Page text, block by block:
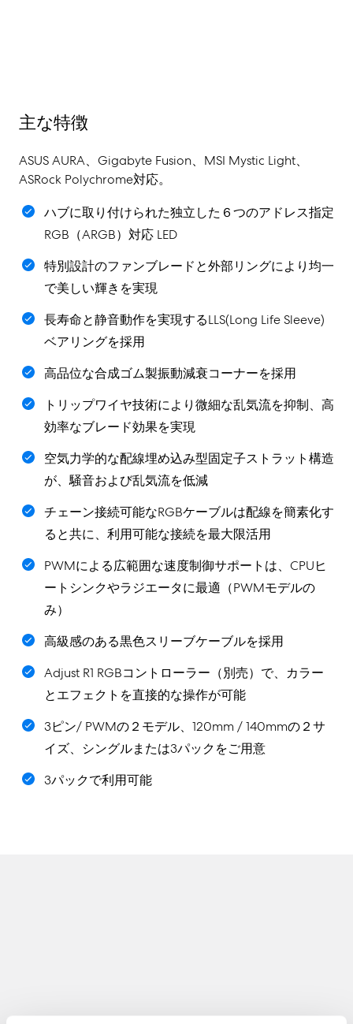
主な特徴
ASUS AURA、Gigabyte Fusion、MSI Mystic Light、
ASRock Polychrome対応。
ハブに取り付けられた独立した６つのアドレス指定
RGB（ARGB）対応 LED
特別設計のファンブレードと外部リングにより均一
で美しい輝きを実現
長寿命と静音動作を実現するLLS(Long Life Sleeve)
ベアリングを採用
高品位な合成ゴム製振動減衰コーナーを採用
トリップワイヤ技術により微細な乱気流を抑制、高
効率なブレード効果を実現
空気力学的な配線埋め込み型固定子ストラット構造
が、騒音および乱気流を低減
チェーン接続可能なRGBケーブルは配線を簡素化す
ると共に、利用可能な接続を最大限活用
PWMによる広範囲な速度制御サポートは、CPUヒ
ートシンクやラジエータに最適（PWMモデルの
み）
高級感のある黒色スリーブケーブルを採用
Adjust R1 RGBコントローラー（別売）で、カラー
とエフェクトを直接的な操作が可能
3ピン/ PWMの２モデル、120mm / 140mmの２サ
イズ、シングルまたは3パックをご用意
3パックで利用可能